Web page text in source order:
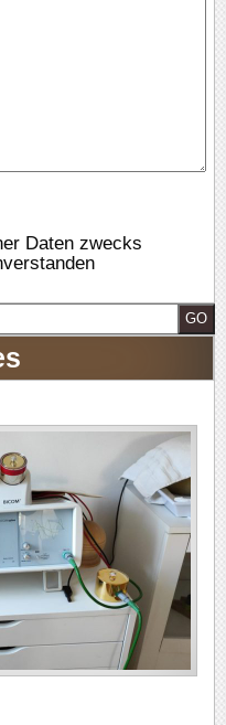
Daten zwecks